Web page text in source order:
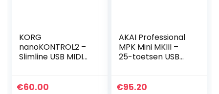
KORG
nanoKONTROL2 –
Slimline USB MIDI
€60.00
AKAI Professional
MPK Mini MKIII –
25-toetsen USB
lichtgevende
€95.20